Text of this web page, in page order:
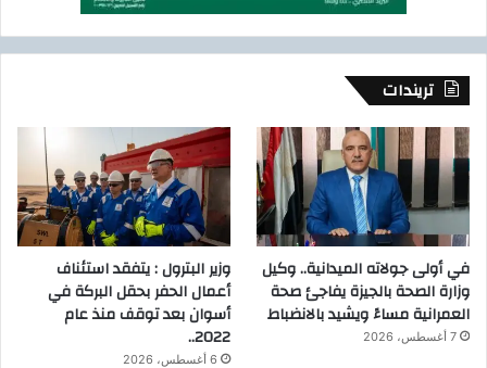
تريندات
في أولى جولاته الميدانية.. وكيل
وزارة الصحة بالجيزة يفاجئ صحة
العمرانية مساءً ويشيد بالانضباط
7 أغسطس، 2026
وزير البترول : يتفقد استئناف
أعمال الحفر بحقل البركة في
أسوان بعد توقف منذ عام
2022..
6 أغسطس، 2026